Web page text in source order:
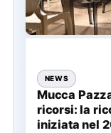
NEWS
Mucca
ricorsi: la
iniziata nel